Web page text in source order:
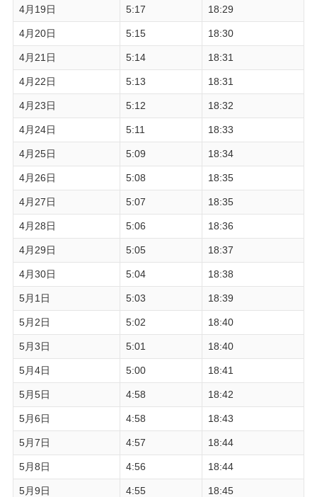
4月19日 5:17 18:29
4月20日 5:15 18:30
4月21日 5:14 18:31
4月22日 5:13 18:31
4月23日 5:12 18:32
4月24日 5:11 18:33
4月25日 5:09 18:34
4月26日 5:08 18:35
4月27日 5:07 18:35
4月28日 5:06 18:36
4月29日 5:05 18:37
4月30日 5:04 18:38
5月1日 5:03 18:39
5月2日 5:02 18:40
5月3日 5:01 18:40
5月4日 5:00 18:41
5月5日 4:58 18:42
5月6日 4:58 18:43
5月7日 4:57 18:44
5月8日 4:56 18:44
5月9日 4:55 18:45